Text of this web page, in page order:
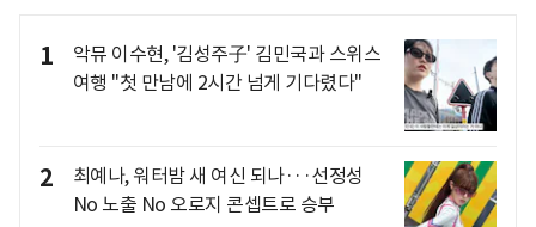
1
악뮤 이수현, '김성주子' 김민국과 스위스
여행 "첫 만남에 2시간 넘게 기다렸다"
2
최예나, 워터밤 새 여신 되나···선정성
No 노출 No 오로지 콘셉트로 승부